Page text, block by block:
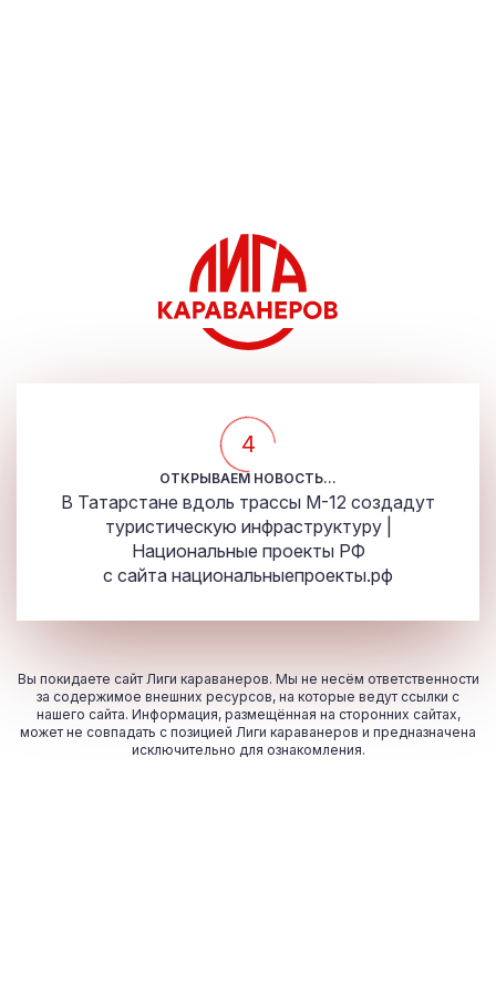
4
ОТКРЫВАЕМ НОВОСТЬ...
В Татарстане вдоль трассы М-12 создадут
туристическую инфраструктуру |
Национальные проекты РФ
с сайта национальныепроекты.рф
Вы покидаете сайт Лиги караванеров. Мы не несём ответственности
за содержимое внешних ресурсов, на которые ведут ссылки с
нашего сайта. Информация, размещённая на сторонних сайтах,
может не совпадать с позицией Лиги караванеров и предназначена
исключительно для ознакомления.